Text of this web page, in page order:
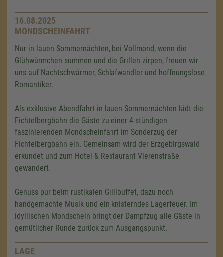
16.08.2025
MONDSCHEINFAHRT
Nur in lauen Sommernächten, bei Vollmond, wenn die
Glühwürmchen summen und die Grillen zirpen, freuen wir
uns auf Nachtschwärmer, Schlafwandler und hoffnungslose
Romantiker.
Als exklusive Abendfahrt in lauen Sommernächten lädt die
Fichtelbergbahn die Gäste zu einer 4-stündigen
faszinierenden Mondscheinfahrt im Sonderzug der
Fichtelbergbahn ein. Gemeinsam wird der Erzgebirgswald
erkundet und zum Hotel & Restaurant Vierenstraße
gewandert.
Genuss pur beim rustikalen Grillbuffet, dazu noch
handgemachte Musik und ein knisterndes Lagerfeuer. Im
idyllischen Mondschein bringt der Dampfzug alle Gäste in
gemütlicher Runde zurück zum Ausgangspunkt.
LAGE